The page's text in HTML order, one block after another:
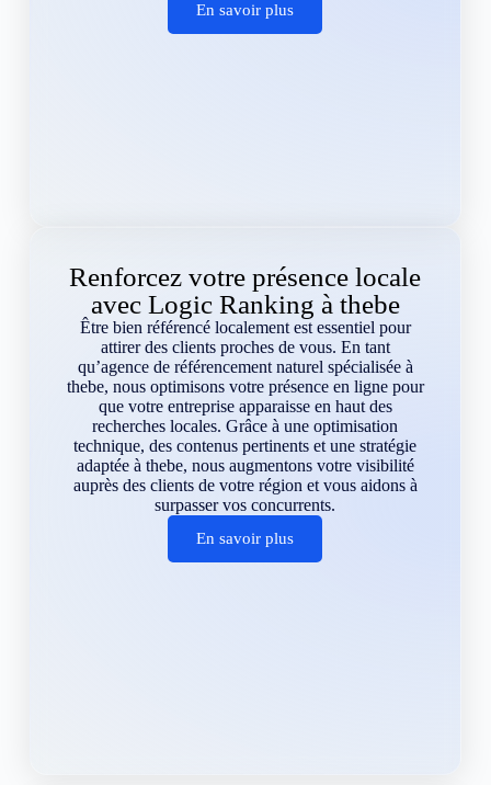
En savoir plus
Renforcez votre présence locale
avec Logic Ranking à thebe
Être bien référencé localement est essentiel pour
attirer des clients proches de vous. En tant
qu’agence de référencement naturel spécialisée à
thebe, nous optimisons votre présence en ligne pour
que votre entreprise apparaisse en haut des
recherches locales. Grâce à une optimisation
technique, des contenus pertinents et une stratégie
adaptée à thebe, nous augmentons votre visibilité
auprès des clients de votre région et vous aidons à
surpasser vos concurrents.
En savoir plus